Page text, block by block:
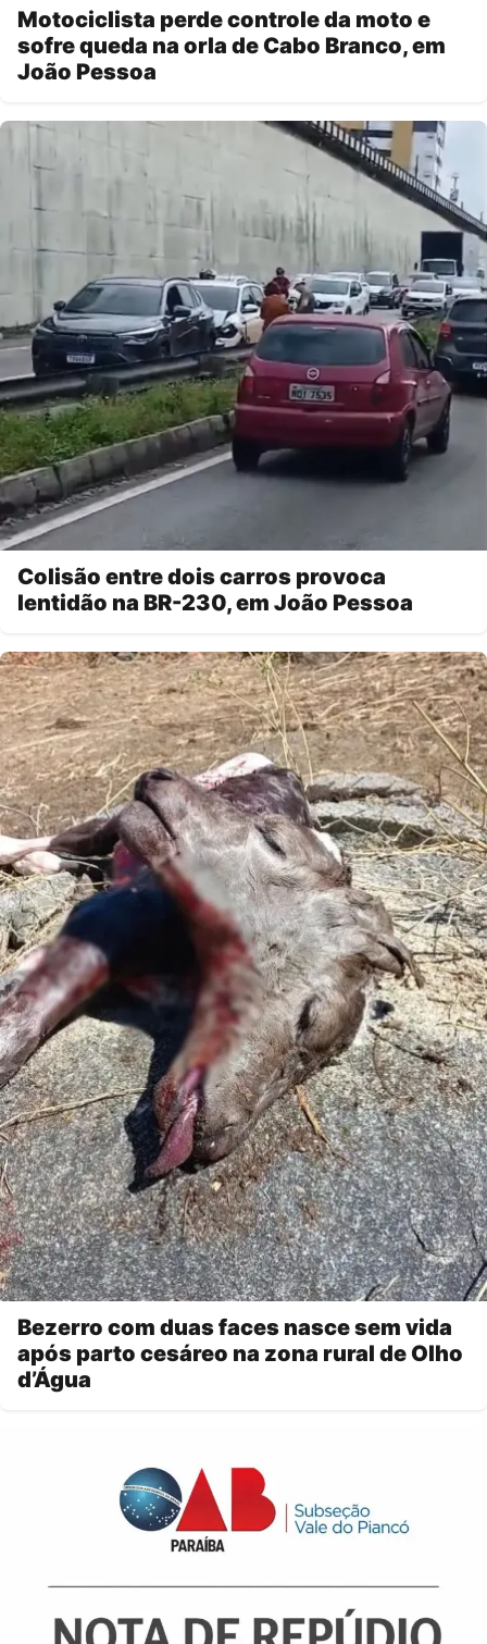
Motociclista perde controle da moto e
sofre queda na orla de Cabo Branco, em
João Pessoa
Colisão entre dois carros provoca
lentidão na BR-230, em João Pessoa
Bezerro com duas faces nasce sem vida
após parto cesáreo na zona rural de Olho
d’Água